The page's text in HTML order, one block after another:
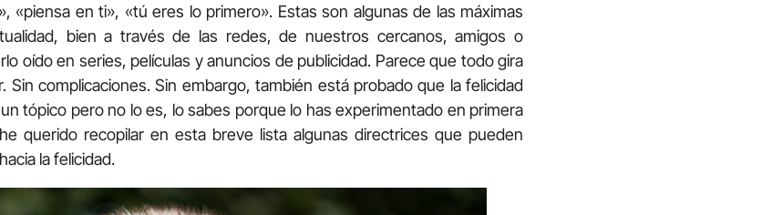
«piensa en ti», «tú eres lo primero». Estas son algunas de las máximas
bien a través de las redes, de nuestros cercanos, amigos o
oído en series, películas y anuncios de publicidad. Parece que todo gira
Sin complicaciones. Sin embargo, también está probado que la felicidad
tópico pero no lo es, lo sabes porque lo has experimentado en primera
querido recopilar en esta breve lista algunas directrices que pueden
la felicidad.